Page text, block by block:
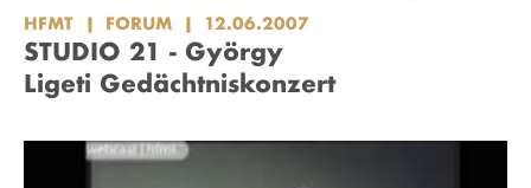
HFMT FORUM 12.06.2007
STUDIO 21 - György
Ligeti Gedächtniskonzert